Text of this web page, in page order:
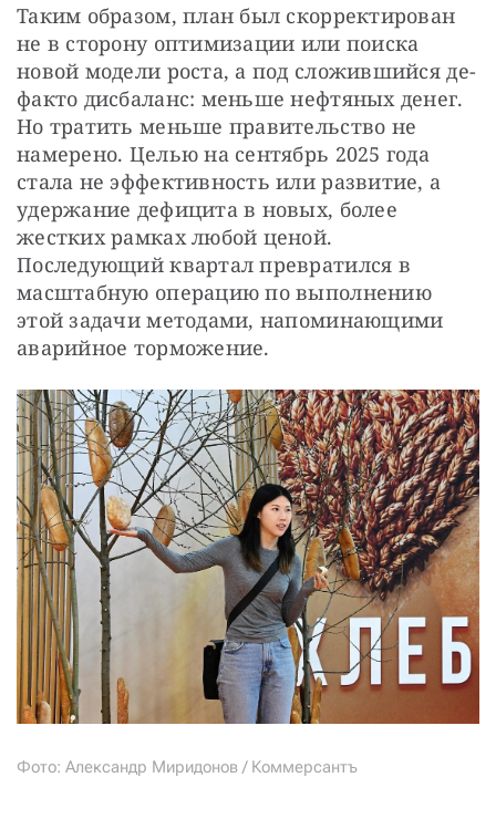
Таким образом, план был скорректирован
не в сторону оптимизации или поиска
новой модели роста, а под сложившийся де-
факто дисбаланс: меньше нефтяных денег.
Но тратить меньше правительство не
намерено. Целью на сентябрь 2025 года
стала не эффективность или развитие, а
удержание дефицита в новых, более
жестких рамках любой ценой.
Последующий квартал превратился в
масштабную операцию по выполнению
этой задачи методами, напоминающими
аварийное торможение.
Фото: Александр Миридонов / Коммерсантъ